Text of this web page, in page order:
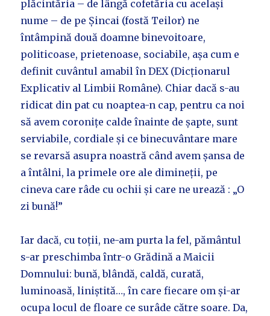
plăcintăria – de lângă cofetăria cu același
nume – de pe Șincai (fostă Teilor) ne
întâmpină două doamne binevoitoare,
politicoase, prietenoase, sociabile, așa cum e
definit cuvântul amabil în DEX (Dicționarul
Explicativ al Limbii Române). Chiar dacă s-au
ridicat din pat cu noaptea-n cap, pentru ca noi
să avem coronițe calde înainte de șapte, sunt
serviabile, cordiale și ce binecuvântare mare
se revarsă asupra noastră când avem șansa de
a întâlni, la primele ore ale dimineții, pe
cineva care râde cu ochii și care ne urează : „O
zi bună!”
Iar dacă, cu toții, ne-am purta la fel, pământul
s-ar preschimba într-o Grădină a Maicii
Domnului: bună, blândă, caldă, curată,
luminoasă, liniștită…, în care fiecare om și-ar
ocupa locul de floare ce surâde către soare. Da,